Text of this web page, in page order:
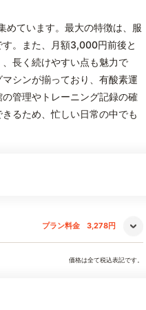
めています。最大の特徴は、服
。また、月額3,000円前後と
長く続けやすい点も魅力で
シンが揃っており、有酸素運
管理やトレーニング記録の確
るため、忙しい日常の中でも
プラン料金 3,278円
価格は全て税込表記です。